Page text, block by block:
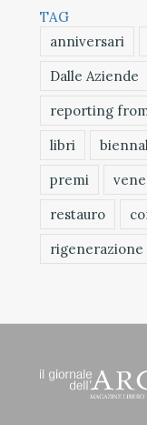
TAG
anniversari
Dalle Aziende
reporting
libri
premi
restauro
rigenerazione